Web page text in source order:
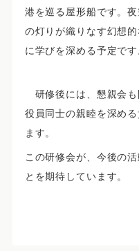
港を巡る屋形船です。
の灯りが織りなす幻想
に学びを深める予定です
研修後には、懇親会
役員同士の親睦を深め
ます。
この研修会が、今後の
とを期待しています。